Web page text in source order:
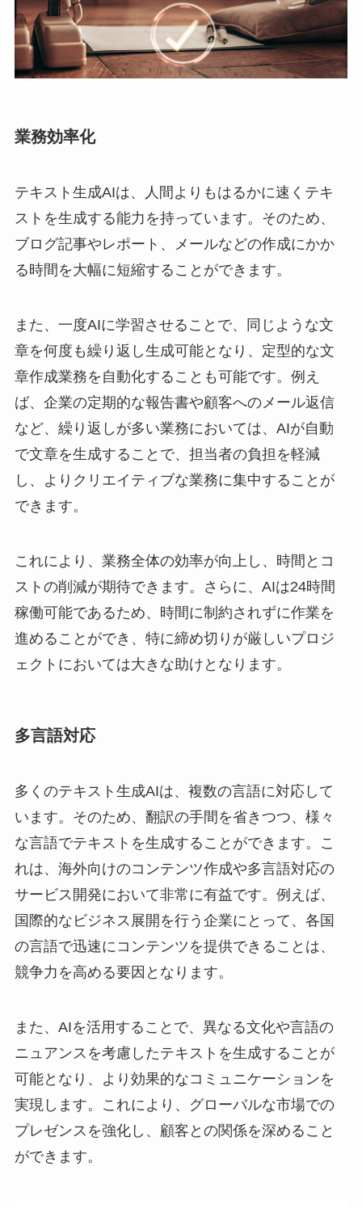
業務効率化
テキスト生成AIは、人間よりもはるかに速くテキ
ストを生成する能力を持っています。そのため、
ブログ記事やレポート、メールなどの作成にかか
る時間を大幅に短縮することができます。
また、一度AIに学習させることで、同じような文
章を何度も繰り返し生成可能となり、定型的な文
章作成業務を自動化することも可能です。例え
ば、企業の定期的な報告書や顧客へのメール返信
など、繰り返しが多い業務においては、AIが自動
で文章を生成することで、担当者の負担を軽減
し、よりクリエイティブな業務に集中することが
できます。
これにより、業務全体の効率が向上し、時間とコ
ストの削減が期待できます。さらに、AIは24時間
稼働可能であるため、時間に制約されずに作業を
進めることができ、特に締め切りが厳しいプロジ
ェクトにおいては大きな助けとなります。
多言語対応
多くのテキスト生成AIは、複数の言語に対応して
います。そのため、翻訳の手間を省きつつ、様々
な言語でテキストを生成することができます。こ
れは、海外向けのコンテンツ作成や多言語対応の
サービス開発において非常に有益です。例えば、
国際的なビジネス展開を行う企業にとって、各国
の言語で迅速にコンテンツを提供できることは、
競争力を高める要因となります。
また、AIを活用することで、異なる文化や言語の
ニュアンスを考慮したテキストを生成することが
可能となり、より効果的なコミュニケーションを
実現します。これにより、グローバルな市場での
プレゼンスを強化し、顧客との関係を深めること
ができます。